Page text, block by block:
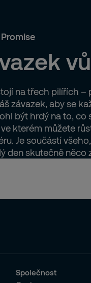
na třech pilířích
závazek, aby se
být hrdý na to, co
kterém můžete
Je součástí
den skutečně něco
Společnost